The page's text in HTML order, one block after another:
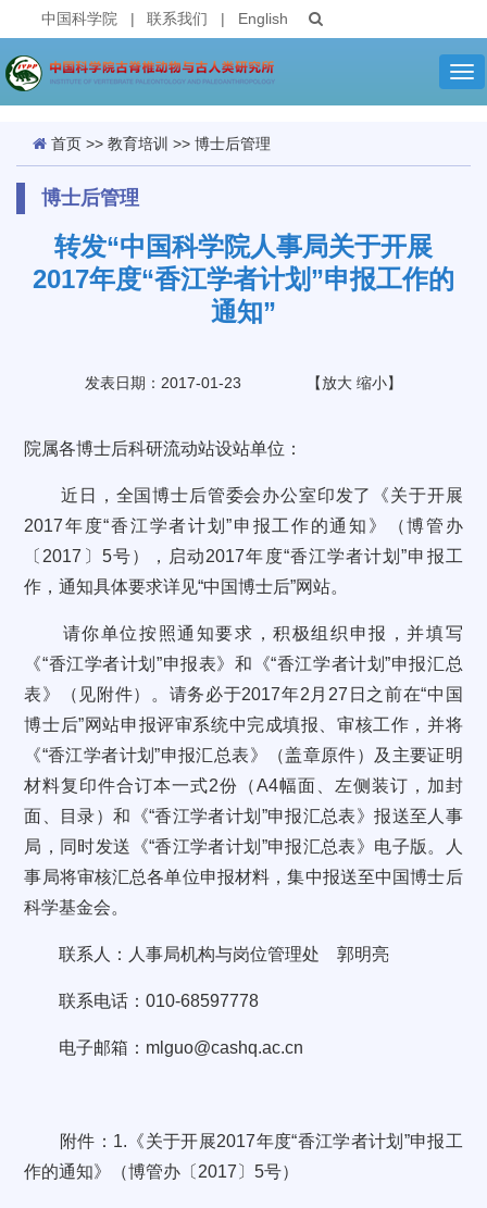
中国科学院 | 联系我们 | English
首页 >> 教育培训 >> 博士后管理
博士后管理
转发“中国科学院人事局关于开展
2017年度“香江学者计划”申报工作的
通知”
发表日期：2017-01-23 【放大 缩小】
院属各博士后科研流动站设站单位：
近日，全国博士后管委会办公室印发了《关于开展
2017年度“香江学者计划”申报工作的通知》（博管办
〔2017〕5号），启动2017年度“香江学者计划”申报工
作，通知具体要求详见“中国博士后”网站。
请你单位按照通知要求，积极组织申报，并填写
《“香江学者计划”申报表》和《“香江学者计划”申报汇总
表》（见附件）。请务必于2017年2月27日之前在“中国
博士后”网站申报评审系统中完成填报、审核工作，并将
《“香江学者计划”申报汇总表》（盖章原件）及主要证明
材料复印件合订本一式2份（A4幅面、左侧装订，加封
面、目录）和《“香江学者计划”申报汇总表》报送至人事
局，同时发送《“香江学者计划”申报汇总表》电子版。人
事局将审核汇总各单位申报材料，集中报送至中国博士后
科学基金会。
联系人：人事局机构与岗位管理处 郭明亮
联系电话：010-68597778
电子邮箱：mlguo@cashq.ac.cn
附件：1.《关于开展2017年度“香江学者计划”申报工
作的通知》（博管办〔2017〕5号）